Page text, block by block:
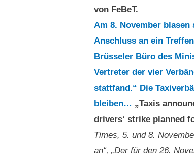
von FeBeT.
Am 8. November
Anschluss an ein
Brüsseler Büro des
Vertreter der vier
stattfand.“ Die
bleiben… „Taxis
drivers‘ strike planned
Times, 5. und 8.
an“, „Der für den 26.